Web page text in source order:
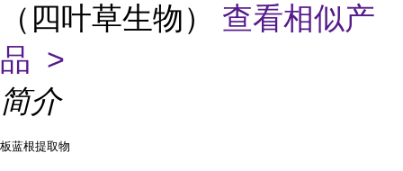
（四叶草生物） 查看相似产
品 >
简介
板蓝根提取物